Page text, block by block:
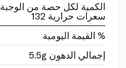
الكمية لكل حصة من الوجبة
سعرات حرارية 132
% القيمة اليومية
إجمالي الدهون 5.5g